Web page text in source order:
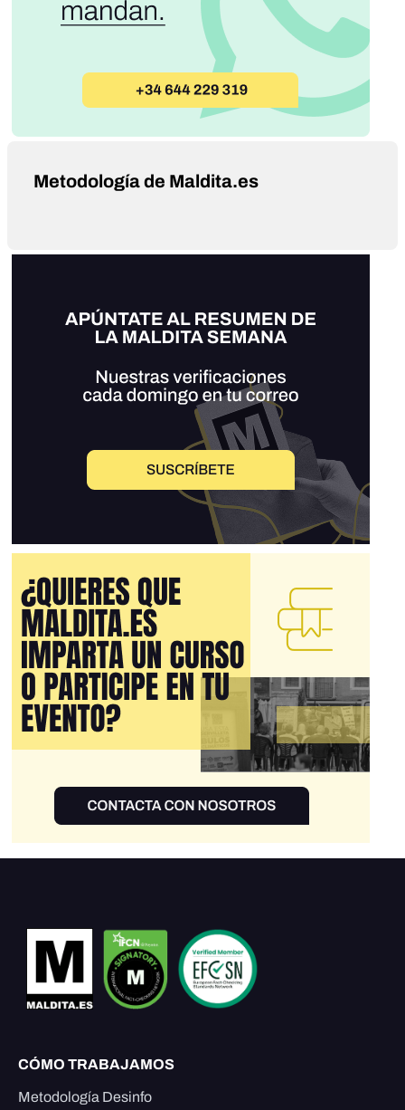
Metodología de Maldita.es
CÓMO TRABAJAMOS
Metodología Desinfo